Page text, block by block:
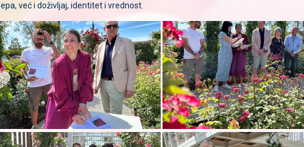
lepa, već i doživljaj, identitet i vrednost.